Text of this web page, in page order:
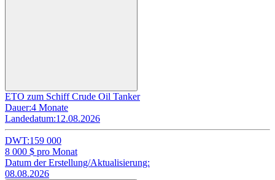
ETO zum Schiff Crude Oil Tanker
Dauer:4 Monate
Landedatum:12.08.2026
DWT:159 000
8 000 $ pro Monat
Datum der Erstellung/Aktualisierung:
08.08.2026